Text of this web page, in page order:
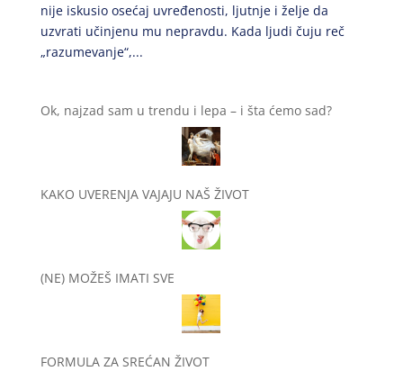
nije iskusio osećaj uvređenosti, ljutnje i želje da
uzvrati učinjenu mu nepravdu. Kada ljudi čuju reč
„razumevanje“,...
Ok, najzad sam u trendu i lepa – i šta ćemo sad?
KAKO UVERENJA VAJAJU NAŠ ŽIVOT
(NE) MOŽEŠ IMATI SVE
FORMULA ZA SREĆAN ŽIVOT